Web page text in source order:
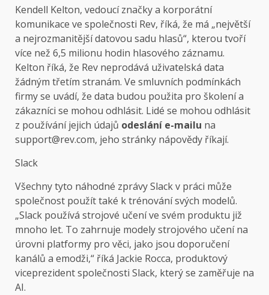
Kendell Kelton, vedoucí značky a korporátní
komunikace ve společnosti Rev, říká, že má „největší
a nejrozmanitější datovou sadu hlasů“, kterou tvoří
více než 6,5 milionu hodin hlasového záznamu.
Kelton říká, že Rev neprodává uživatelská data
žádným třetím stranám. Ve smluvních podmínkách
firmy se uvádí, že data budou použita pro školení a
zákazníci se mohou odhlásit. Lidé se mohou odhlásit
z používání jejich údajů odeslání e-mailu na
support@rev.com, jeho stránky nápovědy říkají.
Slack
Všechny tyto náhodné zprávy Slack v práci může
společnost použít také k trénování svých modelů.
„Slack používá strojové učení ve svém produktu již
mnoho let. To zahrnuje modely strojového učení na
úrovni platformy pro věci, jako jsou doporučení
kanálů a emodži,“ říká Jackie Rocca, produktový
viceprezident společnosti Slack, který se zaměřuje na
AI.